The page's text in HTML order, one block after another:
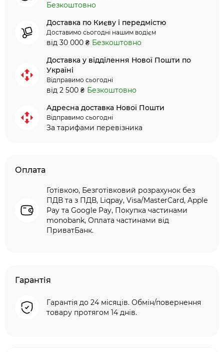
Безкоштовно
Доставка по Києву і передмістю
Доставимо сьогодні нашим водієм
від 30 000 ₴ Безкоштовно
Доставка у відділення Нової Пошти по
Україні
Відправимо сьогодні
від 2 500 ₴ Безкоштовно
Адресна доставка Нової Пошти
Відправимо сьогодні
За тарифами перевізника
Оплата
Готівкою, Безготівковий розрахунок без
ПДВ та з ПДВ, Liqpay, Visa/MasterCard, Apple
Pay та Google Pay, Покупка частинами
monobank, Оплата частинами від
ПриватБанк.
Гарантія
Гарантія до 24 місяців. Обмін/повернення
товару протягом 14 днів.